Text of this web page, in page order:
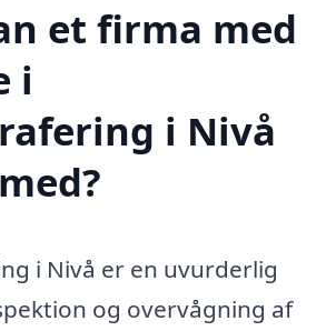
et firma med
i
i Nivå
i Nivå er en uvurderlig
og overvågning af